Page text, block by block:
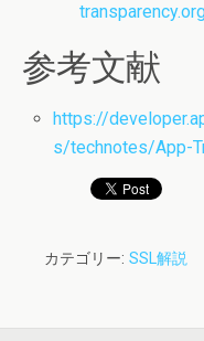
参考文献
https://
s/technotes/App-
カテゴリー: SSL解説